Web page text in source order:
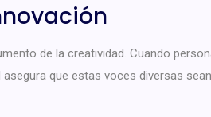
de la creatividad. Cuando
que estas voces diversas